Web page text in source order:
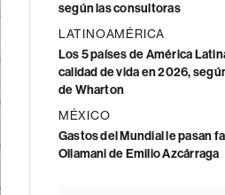
según las consultoras
LATINOAMÉRICA
Los 5 países de América
calidad de vida en 2026,
de Wharton
MÉXICO
Gastos del Mundial le pasan
Ollamani de Emilio Azcárraga